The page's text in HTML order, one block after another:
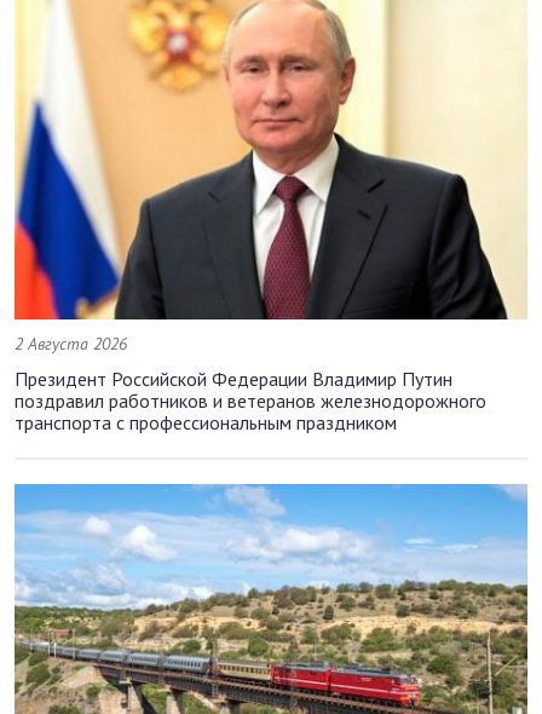
2 Августа 2026
Президент Российской Федерации Владимир Путин
поздравил работников и ветеранов железнодорожного
транспорта с профессиональным праздником